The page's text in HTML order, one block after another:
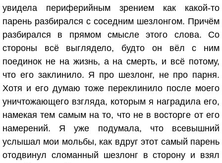
увидела периферийным зрением как какой-то
парень разбирался с соседним шезлонгом. Причём
разбирался в прямом смысле этого слова. Со
стороны всё выглядело, будто он вёл с ним
поединок не на жизнь, а на смерть, и всё потому,
что его заклинило. Я про шезлонг, не про парня.
Хотя и его думаю тоже переклинило после моего
уничтожающего взгляда, которым я наградила его,
намекая тем самым на то, что не в восторге от его
намерений. Я уже подумала, что всевышний
услышал мои мольбы, как вдруг этот самый парень
отодвинул сломанный шезлонг в сторону и взял